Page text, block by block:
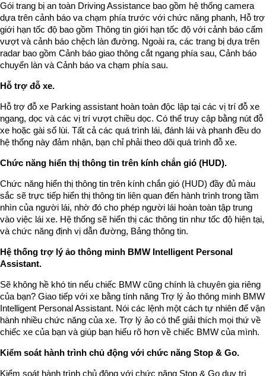
Gói trang bị an toàn Driving Assistance bao gồm hệ thống camera
dựa trên cảnh báo va chạm phía trước với chức năng phanh, Hỗ trợ
giới hạn tốc độ bao gồm Thông tin giới hạn tốc độ với cảnh báo cấm
vượt và cảnh báo chệch làn đường. Ngoài ra, các trang bị dựa trên
radar bao gồm Cảnh báo giao thông cắt ngang phía sau, Cảnh báo
chuyển làn và Cảnh báo va chạm phía sau.
Hỗ trợ đỗ xe.
Hỗ trợ đỗ xe Parking assistant hoàn toàn độc lập tại các vị trí đỗ xe
ngang, dọc và các vị trí vượt chiều dọc. Có thể truy cập bằng nút đỗ
xe hoặc gài số lùi. Tất cả các quá trình lái, đánh lái và phanh đều do
hệ thống này đảm nhận, bạn chỉ phải theo dõi quá trình đỗ xe.
Chức năng hiển thị thông tin trên kính chắn gió (HUD).
Chức năng hiển thị thông tin trên kính chắn gió (HUD) đầy đủ màu
sắc sẽ trực tiếp hiển thị thông tin liên quan đến hành trình trong tầm
nhìn của người lái, nhờ đó cho phép người lái hoàn toàn tập trung
vào việc lái xe. Hệ thống sẽ hiển thị các thông tin như tốc độ hiện tại,
và chức năng định vị dẫn đường, Bảng thông tin.
Hệ thống trợ lý ảo thông minh BMW Intelligent Personal
Assistant.
Sẽ không hề khó tin nếu chiếc BMW cũng chính là chuyên gia riêng
của bạn? Giao tiếp với xe bằng tính năng Trợ lý ảo thông minh BMW
Intelligent Personal Assistant. Nói các lệnh một cách tự nhiên để vận
hành nhiều chức năng của xe. Trợ lý ảo có thể giải thích mọi thứ về
chiếc xe của bạn và giúp bạn hiểu rõ hơn về chiếc BMW của mình.
Kiểm soát hành trình chủ động với chức năng Stop & Go.
Kiểm soát hành trình chủ động với chức năng Stop & Go duy trì